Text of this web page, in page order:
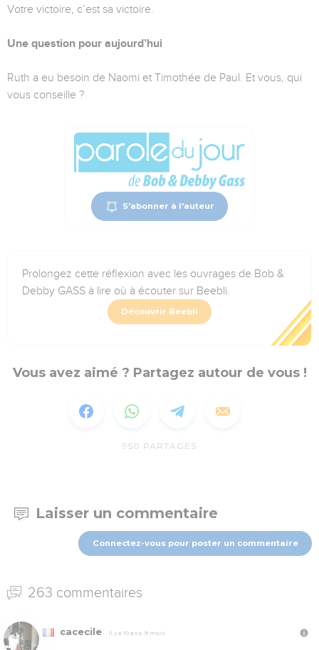
Votre victoire, c’est sa victoire.
Une question pour aujourd’hui
Ruth a eu besoin de Naomi et Timothée de Paul. Et vous, qui
vous conseille ?
S'abonner à l'auteur
Prolongez cette réflexion avec les ouvrages de Bob &
Debby GASS à lire où à écouter sur Beebli.
Découvrir Beebli
Vous avez aimé ? Partagez autour de vous !
950 PARTAGES
Laisser un commentaire
Connectez-vous pour poster un commentaire
263 commentaires
cacecile Il y a 10 ans, 9 mois